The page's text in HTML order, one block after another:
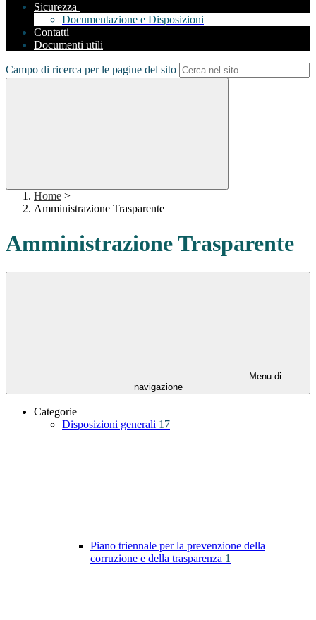
Sicurezza
Documentazione e Disposizioni
Contatti
Documenti utili
Campo di ricerca per le pagine del sito
Home >
Amministrazione Trasparente
Amministrazione Trasparente
Menu di
navigazione
Categorie
Disposizioni generali 17
Piano triennale per la prevenzione della
corruzione e della trasparenza 1